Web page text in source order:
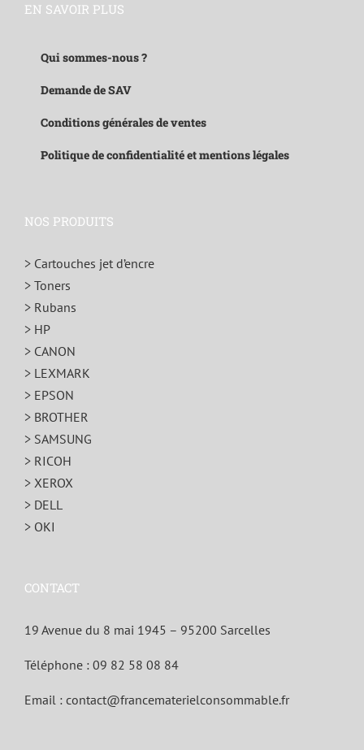
EN SAVOIR PLUS
Qui sommes-nous ?
Demande de SAV
Conditions générales de ventes
Politique de confidentialité et mentions légales
NOS PRODUITS
> Cartouches jet d’encre
> Toners
> Rubans
> HP
> CANON
> LEXMARK
> EPSON
> BROTHER
> SAMSUNG
> RICOH
> XEROX
> DELL
> OKI
CONTACT
19 Avenue du 8 mai 1945 – 95200 Sarcelles
Téléphone : 09 82 58 08 84
Email : contact@francematerielconsommable.fr